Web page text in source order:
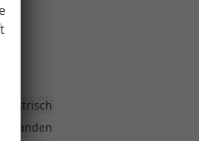
elektrisch
vorhanden